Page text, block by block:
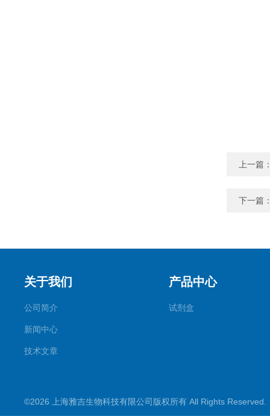
上一篇
下一篇
关于我们
公司简介
新闻中心
技术文章
产品中心
试剂盒
©2026 上海雅吉生物科技有限公司版权所有 All Rights